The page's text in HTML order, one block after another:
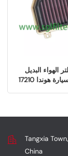
الهواء البديل
Tangxia
China